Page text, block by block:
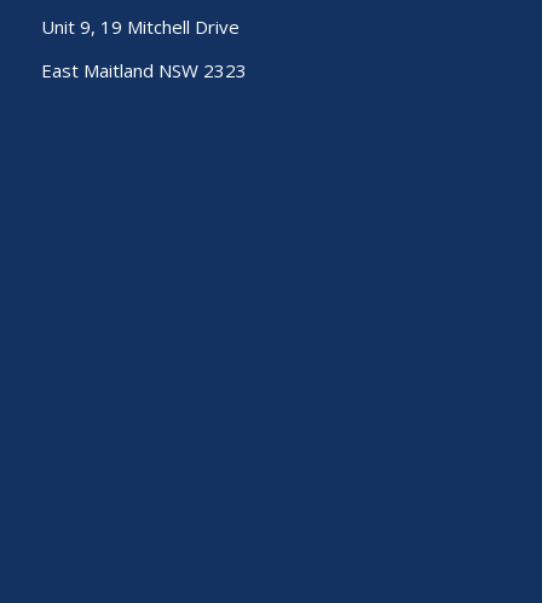
Unit 9, 19 Mitchell Drive
East Maitland NSW 2323